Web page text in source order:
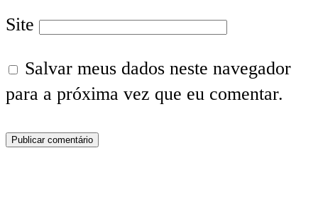
Site
Salvar meus dados neste navegador
para a próxima vez que eu comentar.